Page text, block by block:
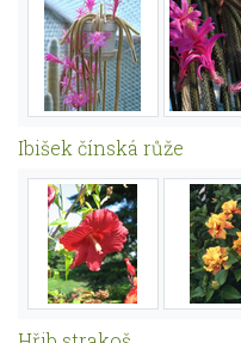
Ibišek čínská růže